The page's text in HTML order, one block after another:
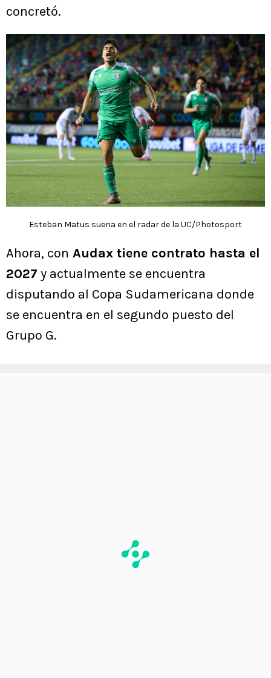
concretó.
Esteban Matus suena en el radar de la UC/Photosport
Ahora, con Audax tiene contrato hasta el
2027 y actualmente se encuentra
disputando al Copa Sudamericana donde
se encuentra en el segundo puesto del
Grupo G.